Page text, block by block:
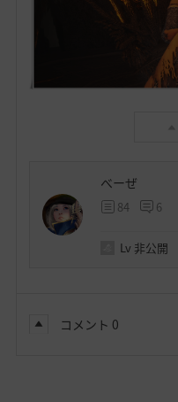
べーぜ
84 6
Lv 非公開
コメント 0